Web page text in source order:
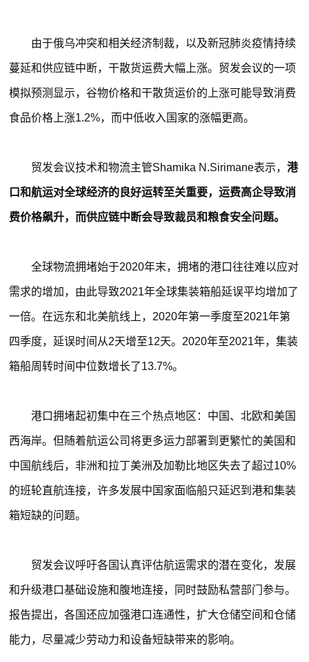
由于俄乌冲突和相关经济制裁，以及新冠肺炎疫情持续
蔓延和供应链中断，干散货运费大幅上涨。贸发会议的一项
模拟预测显示，谷物价格和干散货运价的上涨可能导致消费
食品价格上涨1.2%，而中低收入国家的涨幅更高。
贸发会议技术和物流主管Shamika N.Sirimane表示，港
口和航运对全球经济的良好运转至关重要，运费高企导致消
费价格飙升，而供应链中断会导致裁员和粮食安全问题。
全球物流拥堵始于2020年末，拥堵的港口往往难以应对
需求的增加，由此导致2021年全球集装箱船延误平均增加了
一倍。在远东和北美航线上，2020年第一季度至2021年第
四季度，延误时间从2天增至12天。2020年至2021年，集装
箱船周转时间中位数增长了13.7%。
港口拥堵起初集中在三个热点地区：中国、北欧和美国
西海岸。但随着航运公司将更多运力部署到更繁忙的美国和
中国航线后，非洲和拉丁美洲及加勒比地区失去了超过10%
的班轮直航连接，许多发展中国家面临船只延迟到港和集装
箱短缺的问题。
贸发会议呼吁各国认真评估航运需求的潜在变化，发展
和升级港口基础设施和腹地连接，同时鼓励私营部门参与。
报告提出，各国还应加强港口连通性，扩大仓储空间和仓储
能力，尽量减少劳动力和设备短缺带来的影响。